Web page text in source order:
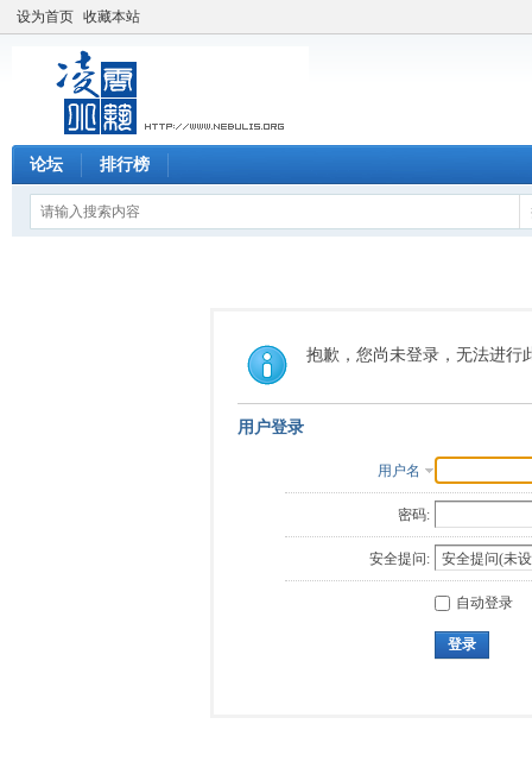
设为首页 收藏本站
论坛 排行榜
抱歉，您尚未登录，无法进行
用户登录
用户名
密码:
安全提问:
自动登录
登录